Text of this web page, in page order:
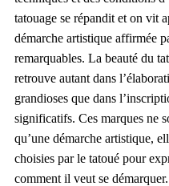
tatouage se répandit et on vit
démarche artistique affirmée
remarquables. La beauté du
retrouve autant dans
grandioses que dans
significatifs. Ces marques ne
qu’une démarche artistique,
choisies par le tatoué pour
comment il veut se